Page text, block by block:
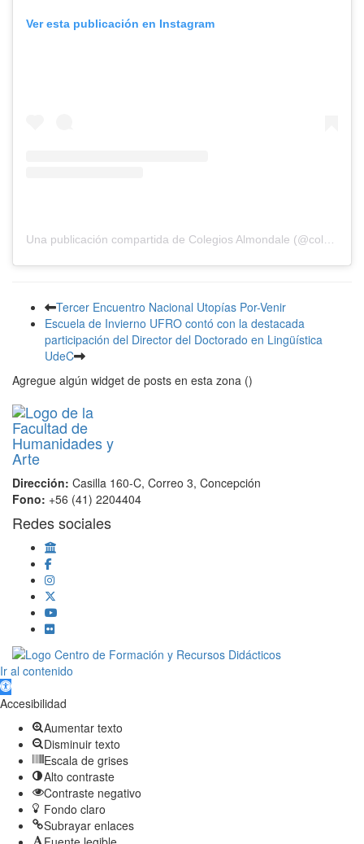
Ver esta publicación en Instagram
Tercer Encuentro Nacional Utopías Por-Venir
Escuela de Invierno UFRO contó con la destacada
participación del Director del Doctorado en Lingüística
UdeC
Agregue algún widget de posts en esta zona ()
Dirección: Casilla 160-C, Correo 3, Concepción
Fono: +56 (41) 2204404
Redes sociales
Scroll
Up
Ir al contenido
Abrir barra de herramientas
Accesibilidad
Aumentar texto
Disminuir texto
Escala de grises
Alto contraste
Contraste negativo
Fondo claro
Subrayar enlaces